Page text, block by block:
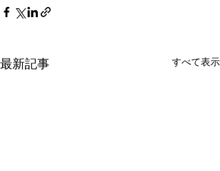
最新記事 すべて表示